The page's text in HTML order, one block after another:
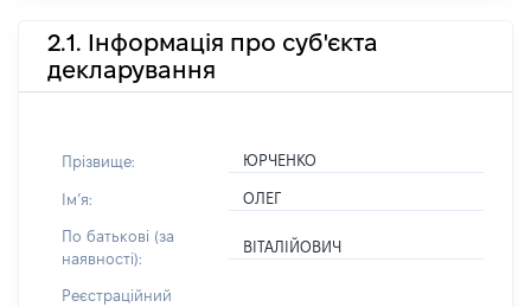
2.1. Інформація про суб'єкта
декларування
Прізвище: ЮРЧЕНКО
Імʼя: ОЛЕГ
По батькові (за
наявності):
ВІТАЛІЙОВИЧ
Реєстраційний